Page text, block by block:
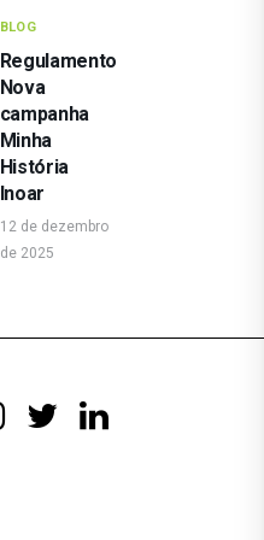
BLOG
Regulamento
Nova
campanha
Minha
História
Inoar
12 de dezembro
de 2025